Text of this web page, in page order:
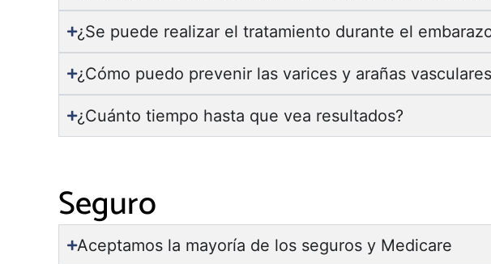
¿Se puede realizar el tratamiento durante el
¿Cómo puedo prevenir las varices y arañas
¿Cuánto tiempo hasta que vea resultados?
Seguro
Aceptamos la mayoría de los seguros y Medicare